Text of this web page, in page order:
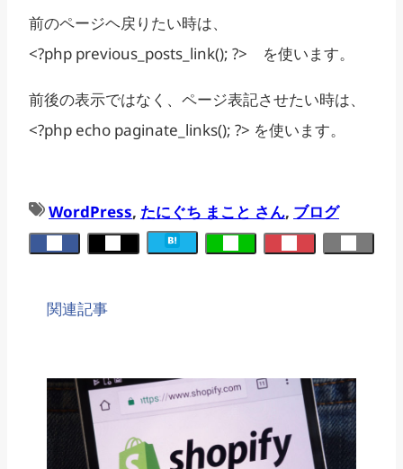
前のページヘ戻りたい時は、
<?php previous_posts_link(); ?> を使います。
前後の表示ではなく、ページ表記させたい時は、
<?php echo paginate_links(); ?> を使います。
WordPress, たにぐち まこと さん, ブログ
関連記事